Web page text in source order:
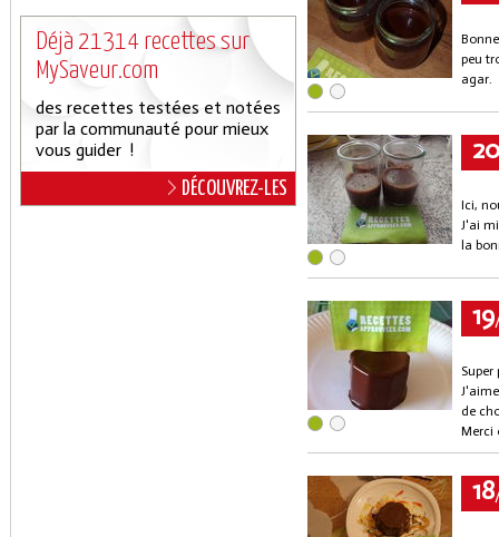
Déjà 21314 recettes sur
MySaveur.com
des recettes testées et notées
par la communauté pour mieux
vous guider !
DÉCOUVREZ-LES
peu
agar.
20
Ici,
J'ai
la
19
de
Merci
18